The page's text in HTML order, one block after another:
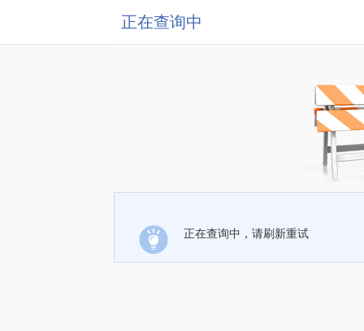
正在查询中
正在查询中，请刷新重试